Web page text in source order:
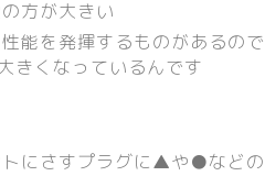
方が大きい
能を発揮するものがあるの
きくなっているんです
にさすプラグに▲や●など